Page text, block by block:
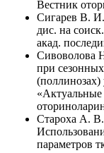
Вестник
Сигарев В.
дис. на
акад.
Сивоволова
при
«Актуальные
Староха А.
параметров